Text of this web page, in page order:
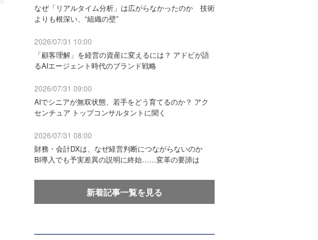
なぜ「リアルタイム分析」は広がらなかったのか 技術
よりも根深い、“組織の壁”
2026/07/31 10:00
「顧客理解」を経営の資産に変えるには？ アドビが語
るAIエージェント時代のブランド戦略
2026/07/31 09:00
AIでシニアが無双状態、若手をどう育てるのか？ アク
センチュア トップコンサルタントに聞く
2026/07/31 08:00
財務・会計DXは、なぜ経営判断につながらないのか
BI導入でも予実差異の説明に終始……変革の要諦は
新着記事一覧を見る